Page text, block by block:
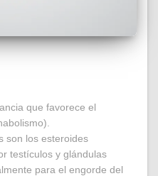
que favorece el
son los esteroides
testículos y glándulas
para el engorde del